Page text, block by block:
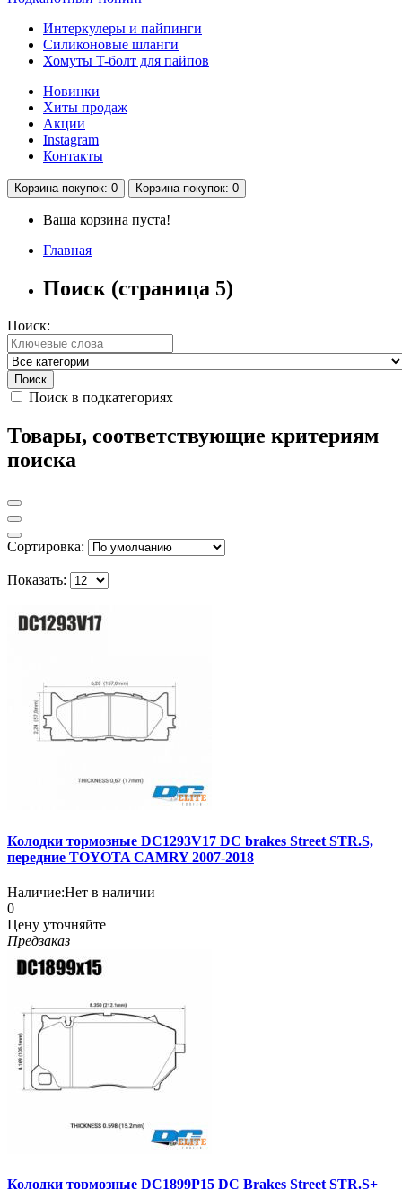
Интеркулеры и пайпинги
Силиконовые шланги
Хомуты T-болт для пайпов
Новинки
Хиты продаж
Акции
Instagram
Контакты
Корзина покупок: 0 Корзина покупок: 0
Ваша корзина пуста!
Главная
Поиск (страница 5)
Поиск:
Поиск в подкатегориях
Товары, соответствующие критериям
поиска
Сортировка:
Показать:
Колодки тормозные DC1293V17 DC brakes Street STR.S,
передние TOYOTA CAMRY 2007-2018
Наличие:Нет в наличии
0
Цену уточняйте
Предзаказ
Колодки тормозные DC1899P15 DC Brakes Street STR.S+